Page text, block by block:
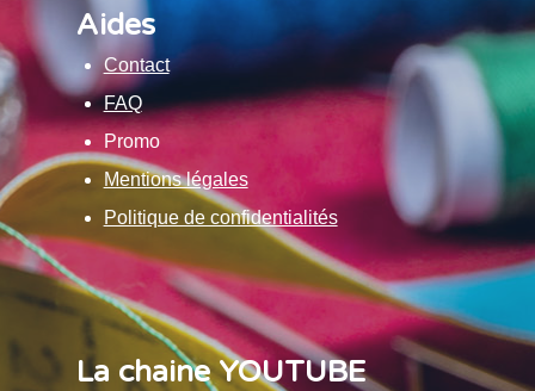
Aides
Contact
FAQ
Promo
Mentions légales
Politique de confidentialités
La chaine YOUTUBE